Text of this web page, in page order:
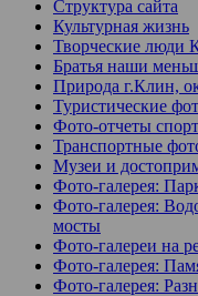
Структура сайта
Культурная жизнь
Творческие люди
Братья наши
Природа г.Клин,
Туристические
Фото-отчеты
Транспортные
Музеи и
Фото-галерея:
Фото-галерея:
мосты
Фото-галереи на
Фото-галерея:
Фото-галерея: